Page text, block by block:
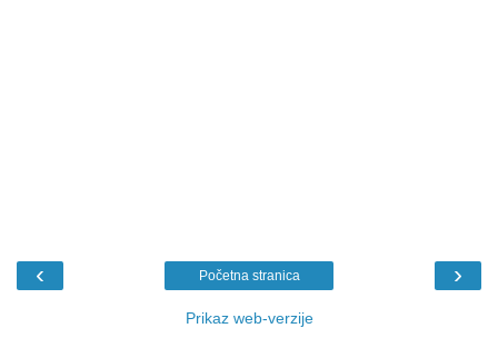
‹ ›
Početna stranica
Prikaz web-verzije